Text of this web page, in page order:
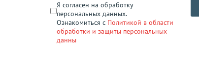
Я согласен на обработку
персональных данных.
Ознакомиться с Политикой в области
обработки и защиты персональных
данны